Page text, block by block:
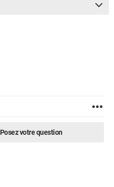
Posez votre question